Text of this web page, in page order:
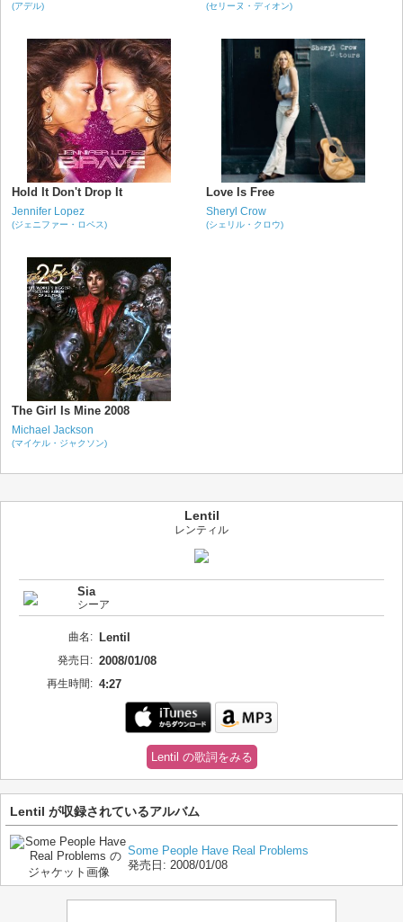
(アデル) (セリーヌ・ディオン)
Hold It Don't Drop It
Jennifer Lopez
(ジェニファー・ロペス)
Love Is Free
Sheryl Crow
(シェリル・クロウ)
The Girl Is Mine 2008
Michael Jackson
(マイケル・ジャクソン)
Lentil
レンティル
Sia
シーア
曲名: Lentil
発売日: 2008/01/08
再生時間: 4:27
Lentil の歌詞をみる
Lentil が収録されているアルバム
Some People Have Real Problems
発売日: 2008/01/08